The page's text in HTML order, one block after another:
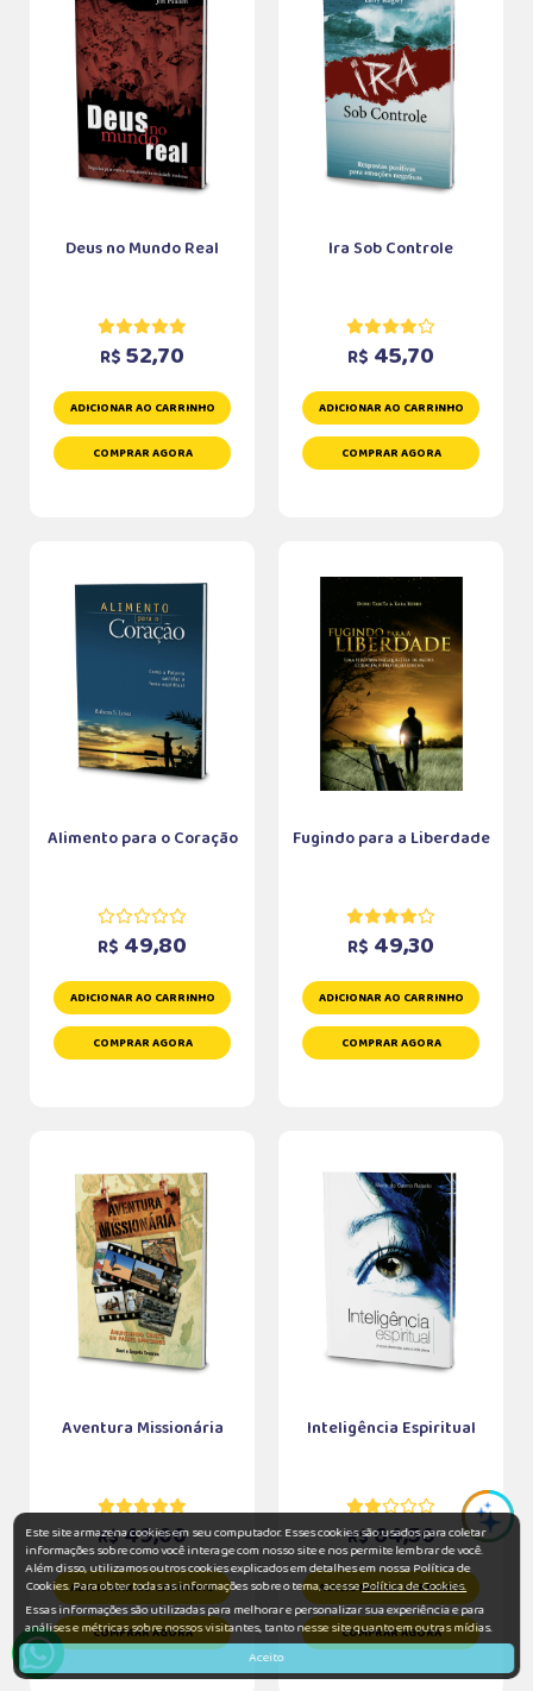
Deus no Mundo Real
R$ 52,70
ADICIONAR AO CARRINHO
COMPRAR AGORA
Ira Sob Controle
R$ 45,70
ADICIONAR AO CARRINHO
COMPRAR AGORA
Alimento para o Coração
R$ 49,80
ADICIONAR AO CARRINHO
COMPRAR AGORA
Fugindo para a Liberdade
R$ 49,30
ADICIONAR AO CARRINHO
COMPRAR AGORA
Aventura Missionária
R$49,00
ADICIONAR AO CARRINHO
COMPRAR AGORA
Inteligência Espiritual
R$64,50
ADICIONAR AO CARRINHO
COMPRAR AGORA
Este site armazena cookies em seu computador. Esses cookies são usados para coletar
informações sobre como você interage com nosso site e nos permite lembrar de você.
Além disso, utilizamos outros cookies explicados em detalhes em nossa Política de
Cookies. Para obter todas as informações sobre o tema, acessePolítica de Cookies.
Essas informações são utilizadas para melhorar e personalizar sua experiência e para
análises e métricas sobre nossos visitantes, tanto nesse site quanto em outras mídias.
Aceito